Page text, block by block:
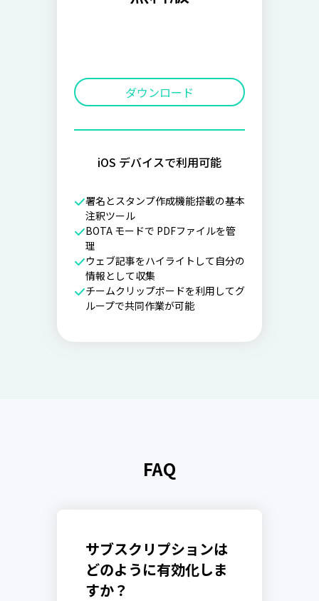
ダウンロード
iOS デバイスで利用可能
署名とスタンプ作成機能搭載の基本
注釈ツール
BOTA モードで PDFファイルを管
理
ウェブ記事をハイライトして自分の
情報として収集
チームクリップボードを利用してグ
ループで共同作業が可能
FAQ
サブスクリプションは
どのように有効化しま
すか？